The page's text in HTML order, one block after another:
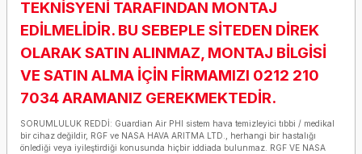
TEKNİSYENİ TARAFINDAN MONTAJ
EDİLMELİDİR. BU SEBEPLE SİTEDEN DİREK
OLARAK SATIN ALINMAZ, MONTAJ BİLGİSİ
VE SATIN ALMA İÇİN FİRMAMIZI 0212 210
7034 ARAMANIZ GEREKMEKTEDİR.
SORUMLULUK REDDİ: Guardian Air PHI sistem hava temizleyici tıbbi / medikal
bir cihaz değildir, RGF ve NASA HAVA ARITMA LTD., herhangi bir hastalığı
önlediği veya iyileştirdiği konusunda hiçbir iddiada bulunmaz. RGF VE NASA